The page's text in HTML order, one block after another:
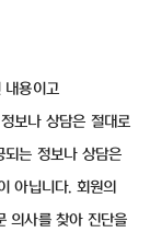
내용이고
보나 상담은 절대로
는 정보나 상담은
아닙니다. 회원의
의사를 찾아 진단을